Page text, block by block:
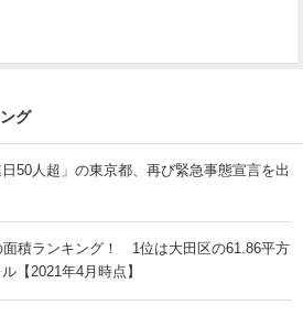
グ
50人超」の東京都、再び緊急事態宣言を出
面積ランキング！ 1位は大田区の61.86平方
【2021年4月時点】